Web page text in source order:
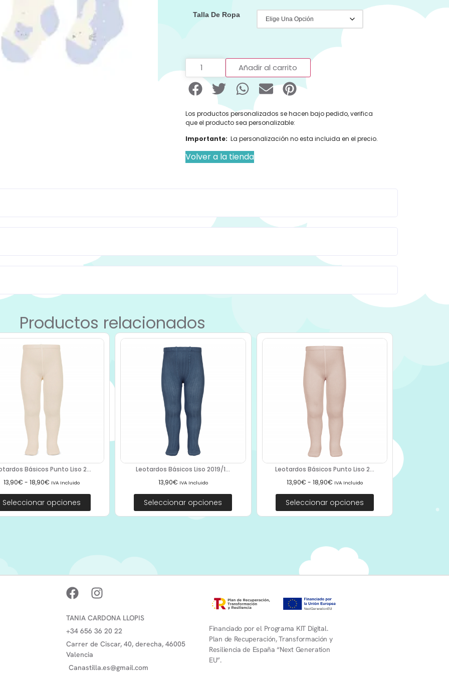
Talla De Ropa
Añadir al carrito
Los productos personalizados se hacen bajo pedido, verifica
que el producto sea personalizable:
Importante: La personalización no esta incluida en el precio.
Volver a la tienda
Productos relacionados
Básicos Punto Liso 2...
13,90€ - 18,90€ IVA Incluido
Seleccionar opciones
Leotardos Básicos Liso 2019/1...
13,90€ IVA Incluido
Seleccionar opciones
Leotardos Básicos Punto Liso 2...
13,90€ - 18,90€ IVA Incluido
Seleccionar opciones
TANIA CARDONA LLOPIS
+34 656 36 20 22
Carrer de Ciscar, 40, derecha, 46005
Valencia
Canastilla.es@gmail.com
Financiado por el Programa KIT Digital.
Plan de Recuperación, Transformación y
Resiliencia de España “Next Generation
EU”.